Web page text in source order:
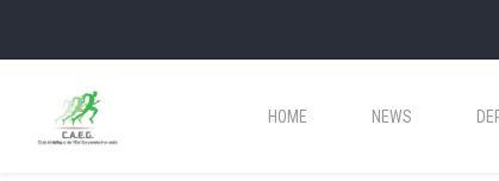
HOME NEWS